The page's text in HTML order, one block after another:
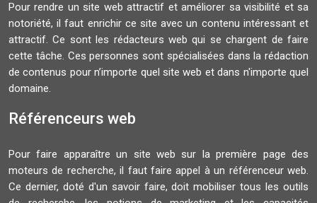
Pour rendre un site web attractif et améliorer sa visibilité et sa
notoriété, il faut enrichir ce site avec un contenu intéressant et
attractif. Ce sont les rédacteurs web qui se chargent de faire
cette tâche. Ces personnes sont spécialisées dans la rédaction
de contenus pour n’importe quel site web et dans n'importe quel
domaine.
Référenceurs web
Pour faire apparaître un site web sur la première page des
moteurs de recherche, il faut faire appel à un référenceur web.
Ce dernier, doté d'un savoir faire, doit mobiliser tous les outils